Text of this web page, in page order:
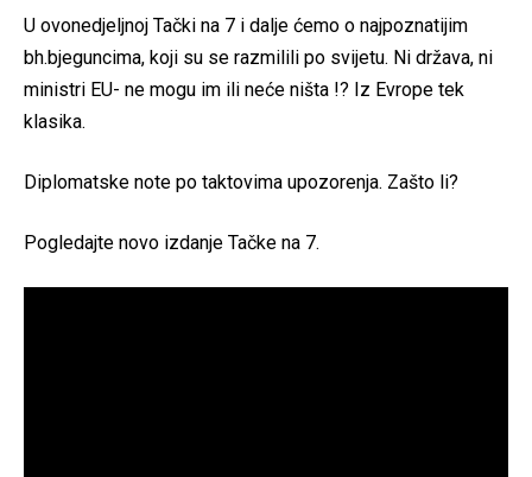
U ovonedjeljnoj Tački na 7 i dalje ćemo o najpoznatijim
bh.bjeguncima, koji su se razmilili po svijetu. Ni država, ni
ministri EU- ne mogu im ili neće ništa !? Iz Evrope tek
klasika.
Diplomatske note po taktovima upozorenja. Zašto li?
Pogledajte novo izdanje Tačke na 7.